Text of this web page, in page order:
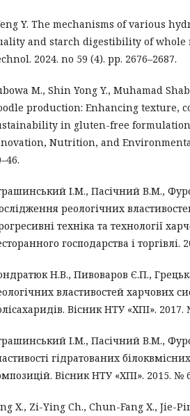
Y. The mechanisms of various
and starch digestibility of whole
2024. no 59 (4). рр. 2676–2687.
M., Shin Yong Y., Muhamad
production: Enhancing texture,
in gluten-free
Nutrition, and
І.М., Пасічний В.М.,
реологічних
техніка та технології
господарства і торгівлі.
Н.В., Пивоваров Є.П.,
властивостей харчових
Вісник НТУ «ХПІ». 2017.
І.М., Пасічний В.М.,
гідратованих
Вісник НТУ «ХПІ». 2015. №
X., Zi-Ying Ch., Chun-Fang X., Jie-